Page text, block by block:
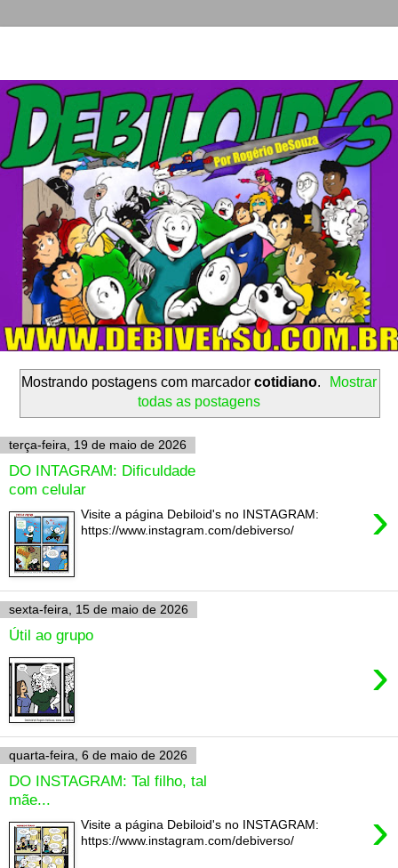
Mostrando postagens com marcador cotidiano.
Mostrar
todas as postagens
terça-feira, 19 de maio de 2026
DO INTAGRAM: Dificuldade
com celular
›
Visite a página Debiloid's no INSTAGRAM:
https://www.instagram.com/debiverso/
sexta-feira, 15 de maio de 2026
Útil ao grupo
›
quarta-feira, 6 de maio de 2026
DO INSTAGRAM: Tal filho, tal
mãe...
›
Visite a página Debiloid's no INSTAGRAM:
https://www.instagram.com/debiverso/